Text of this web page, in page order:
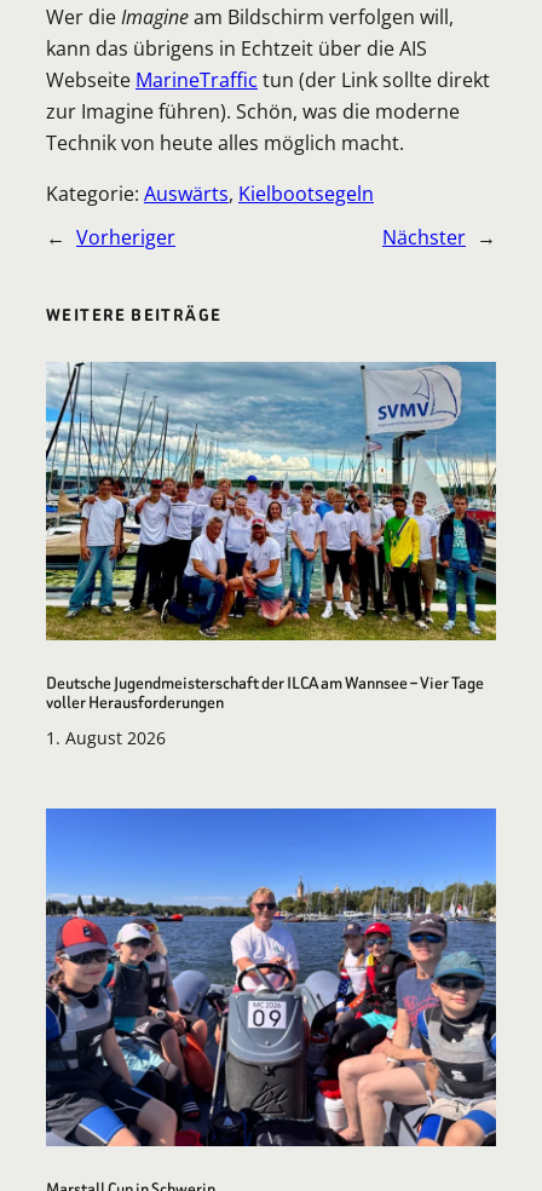
Wer dieImagineam Bildschirm verfolgen will,
kann das übrigens in Echtzeit über die AIS
Webseite MarineTraffic tun (der Link sollte direkt
zur Imagine führen). Schön, was die moderne
Technik von heute alles möglich macht.
Kategorie: Auswärts, Kielbootsegeln
← Vorheriger Nächster →
WEITERE BEITRÄGE
Deutsche Jugendmeisterschaft der ILCA am Wannsee – Vier Tage
voller Herausforderungen
1. August 2026